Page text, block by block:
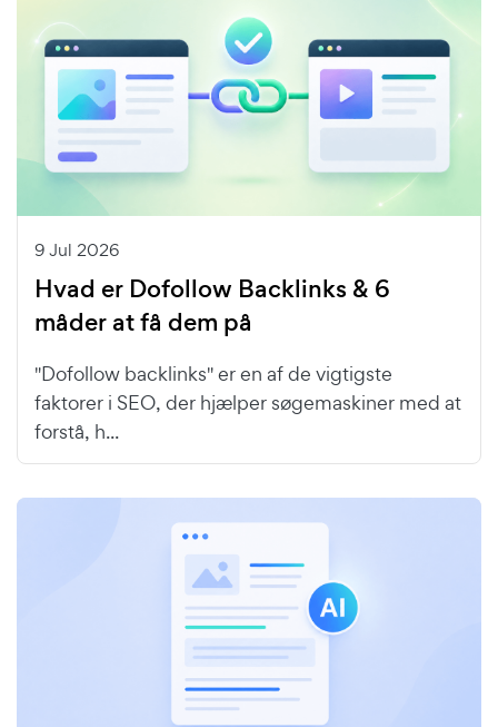
9 Jul 2026
Hvad er Dofollow Backlinks & 6
måder at få dem på
"Dofollow backlinks" er en af de vigtigste
faktorer i SEO, der hjælper søgemaskiner med at
forstå, h...